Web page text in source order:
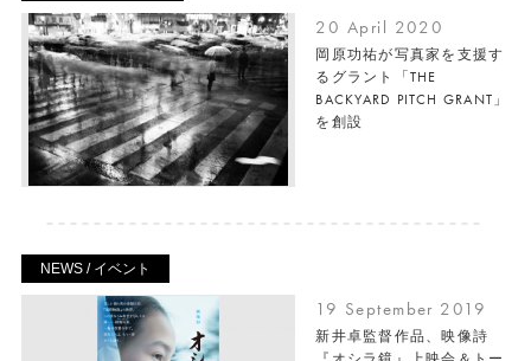
20 April 2020
岡原功祐が写真家を支援す
るグラント「THE
BACKYARD PITCH GRANT」
を創設
NEWS / イベント
19 September 2019
新井卓監督作品、映像詩